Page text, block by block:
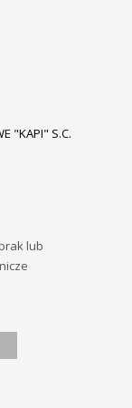
"KAPI" S.C.
lub